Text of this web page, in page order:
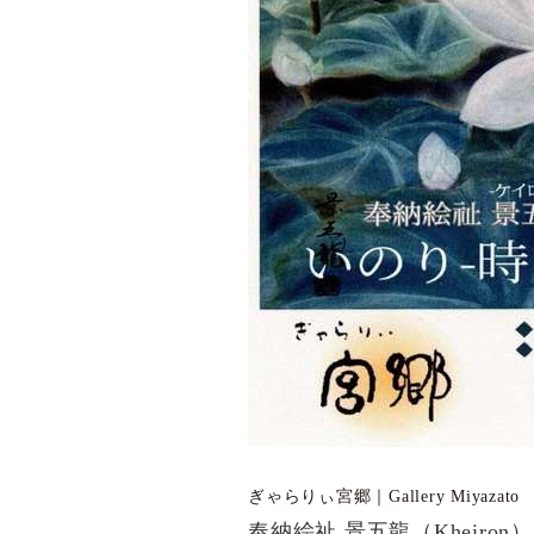
ぎゃらりぃ宮郷｜Gallery Miyazato